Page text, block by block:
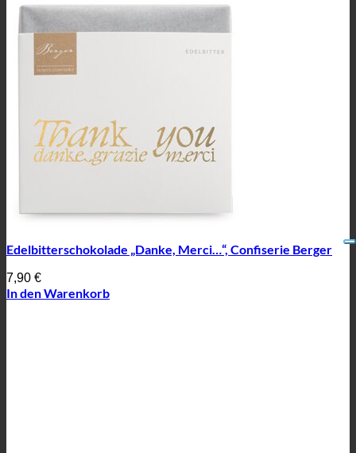
Edelbitterschokolade „Danke, Merci…“, Confiserie Berger
7,90 €
In den Warenkorb